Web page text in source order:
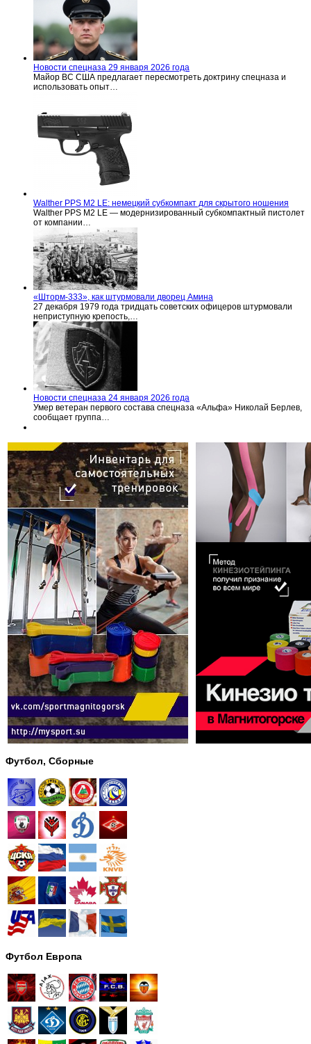
Новости спецназа 29 января 2026 года
Майор ВС США предлагает пересмотреть доктрину спецназа и
использовать опыт…
Walther PPS M2 LE: немецкий субкомпакт для скрытого ношения
Walther PPS M2 LE — модернизированный субкомпактный пистолет
от компании…
«Шторм-333», как штурмовали дворец Амина
27 декабря 1979 года тридцать советских офицеров штурмовали
неприступную крепость,…
Новости спецназа 24 января 2026 года
Умер ветеран первого состава спецназа «Альфа» Николай Берлев,
сообщает группа…
Футбол, Сборные
Футбол Европа